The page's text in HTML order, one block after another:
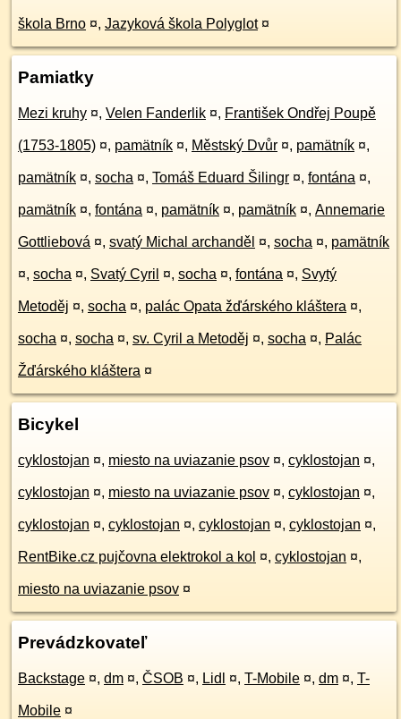
škola Brno ¤, Jazyková škola Polyglot ¤
Pamiatky
Mezi kruhy ¤, Velen Fanderlik ¤, František Ondřej Poupě
(1753-1805) ¤, pamätník ¤, Městský Dvůr ¤, pamätník ¤,
pamätník ¤, socha ¤, Tomáš Eduard Šilingr ¤, fontána ¤,
pamätník ¤, fontána ¤, pamätník ¤, pamätník ¤, Annemarie
Gottliebová ¤, svatý Michal archanděl ¤, socha ¤, pamätník
¤, socha ¤, Svatý Cyril ¤, socha ¤, fontána ¤, Svytý
Metoděj ¤, socha ¤, palác Opata žďárského kláštera ¤,
socha ¤, socha ¤, sv. Cyril a Metoděj ¤, socha ¤, Palác
Žďárského kláštera ¤
Bicykel
cyklostojan ¤, miesto na uviazanie psov ¤, cyklostojan ¤,
cyklostojan ¤, miesto na uviazanie psov ¤, cyklostojan ¤,
cyklostojan ¤, cyklostojan ¤, cyklostojan ¤, cyklostojan ¤,
RentBike.cz pujčovna elektrokol a kol ¤, cyklostojan ¤,
miesto na uviazanie psov ¤
Prevádzkovateľ
Backstage ¤, dm ¤, ČSOB ¤, Lidl ¤, T-Mobile ¤, dm ¤, T-
Mobile ¤